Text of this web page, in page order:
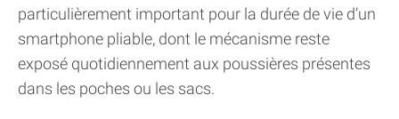
particulièrement important pour la durée de vie d’un
smartphone pliable, dont le mécanisme reste
exposé quotidiennement aux poussières présentes
dans les poches ou les sacs.